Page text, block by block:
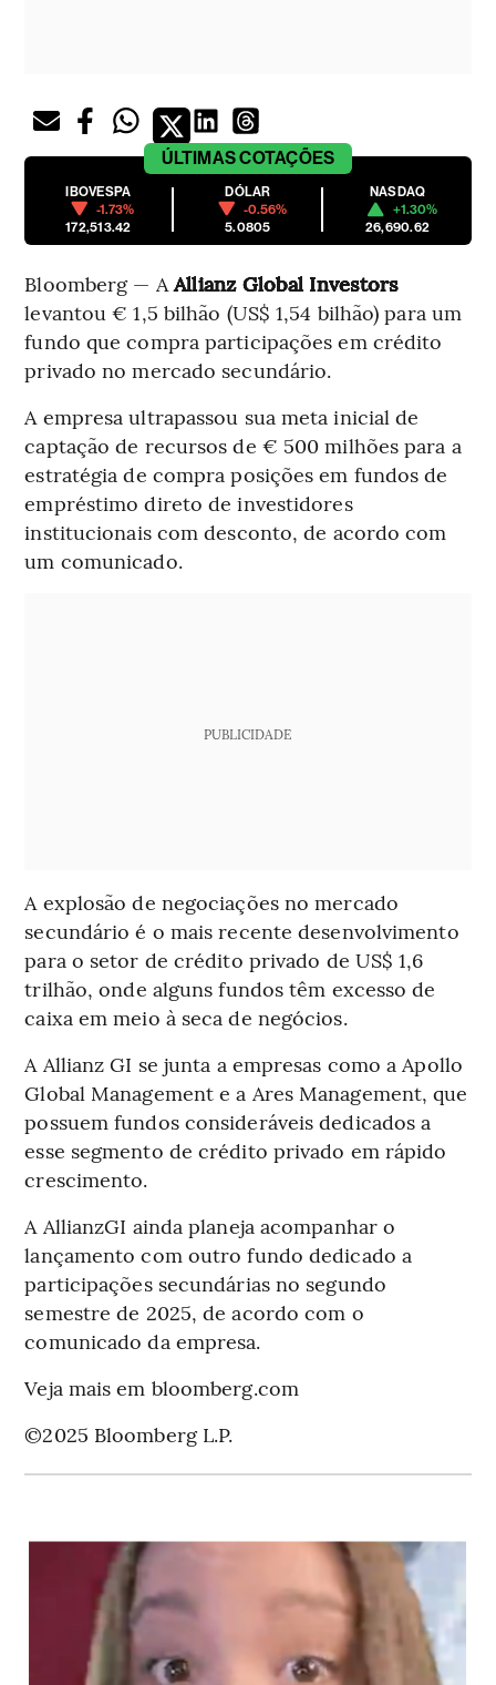
ÚLTIMASCOTAÇÕES
IBOVESPA
-1.73%
172,513.42
DÓLAR
-0.56%
5.0805
NASDAQ
+1.30%
26,690.62
Bloomberg — AAllianz Global Investors
levantou € 1,5 bilhão (US$ 1,54 bilhão) para um
fundo que compra participações em crédito
privado no mercado secundário.
A empresa ultrapassou sua meta inicial de
captação de recursos de € 500 milhões para a
estratégia de compra posições em fundos de
empréstimo direto de investidores
institucionais com desconto, de acordo com
um comunicado.
PUBLICIDADE
A explosão de negociações no mercado
secundário é o mais recente desenvolvimento
para o setor de crédito privado de US$ 1,6
trilhão, onde alguns fundos têm excesso de
caixa em meio à seca de negócios.
A Allianz GI se junta a empresas como a Apollo
Global Management e a Ares Management, que
possuem fundos consideráveis dedicados a
esse segmento de crédito privado em rápido
crescimento.
A AllianzGI ainda planeja acompanhar o
lançamento com outro fundo dedicado a
participações secundárias no segundo
semestre de 2025, de acordo com o
comunicado da empresa.
Veja mais em bloomberg.com
©2025 Bloomberg L.P.